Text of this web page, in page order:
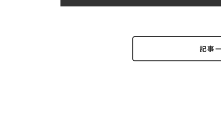
記事